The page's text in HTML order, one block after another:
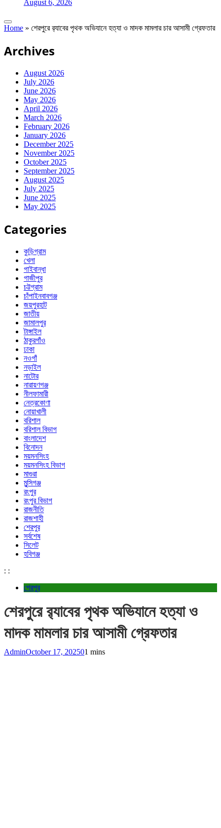
August 6, 2026
Home » শেরপুরে র‌্যাবের পৃথক অভিযানে হত্যা ও মাদক মামলার চার আসামী গ্রেফতার
Archives
August 2026
July 2026
June 2026
May 2026
April 2026
March 2026
February 2026
January 2026
December 2025
November 2025
October 2025
September 2025
August 2025
July 2025
June 2025
May 2025
Categories
কুড়িগ্রাম
খেলা
গাইবান্ধা
গাজীপুর
চট্টগ্রাম
চাঁপাইনবাবগঞ্জ
জয়পুরহাট
জাতীয়
জামালপুর
টাঙ্গাইল
ঠাকুরগাঁও
ঢাকা
নওগাঁ
নড়াইল
নাটোর
নারায়ণগঞ্জ
নীলফামারী
নেত্রকোণা
নোয়াখালী
বরিশাল
বরিশাল বিভাগ
বাংলাদেশ
বিনোদন
ময়মনসিংহ
ময়মনসিংহ বিভাগ
মাগুরা
মুন্সিগঞ্জ
রংপুর
রংপুর বিভাগ
রাজনীতি
রাজশাহী
শেরপুর
সর্বশেষ
সিলেট
হবিগঞ্জ
: :
শেরপুর
শেরপুরে র‌্যাবের পৃথক অভিযানে হত্যা ও
মাদক মামলার চার আসামী গ্রেফতার
AdminOctober 17, 202501 mins